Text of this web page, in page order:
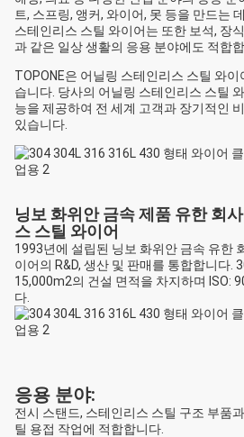
트, 스프링, 앵커, 와이어, 못 등을 만드는
스테인리스 스틸 와이어는 또한 보석, 장
과 같은 일상 생활의 응용 분야에도 적합
TOPONE은 어닐링 스테인리스 스틸 와
습니다. 당사의 어닐링 스테인리스 스틸
능을 제공하여 전 세계 고객과 장기적인
있습니다.
닝보 화위안 금속 제품 유한 회
스 스틸 와이어
1993년에 설립된 닝보 화위안 금속 유한
이어의 R&D, 생산 및 판매를 통합합니다.
15,000m2의 건설 면적을 차지하며 ISO:
다.
응용 분야:
전시 스탠드, 스테인리스 스틸 구조 부품
틸 용접 작업에 적합합니다.